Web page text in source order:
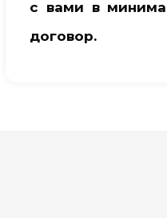
с вами в
договор.